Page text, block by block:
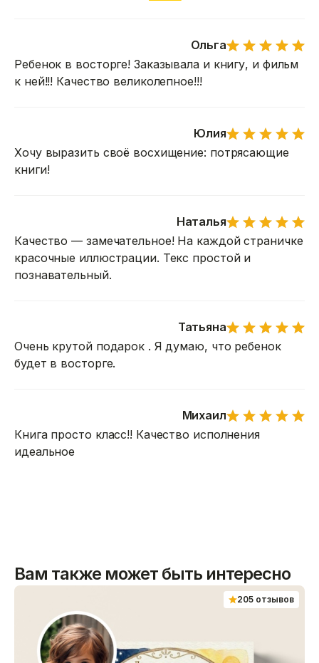
Ольга
Ребенок в восторге! Заказывала и книгу, и фильм
к ней!!! Качество великолепное!!!
Юлия
Хочу выразить своё восхищение: потрясающие
книги!
Наталья
Качество — замечательное! На каждой страничке
красочные иллюстрации. Текс простой и
познавательный.
Татьяна
Очень крутой подарок . Я думаю, что ребенок
будет в восторге.
Михаил
Книга просто класс!! Качество исполнения
идеальное
Вам также может быть интересно
205 отзывов